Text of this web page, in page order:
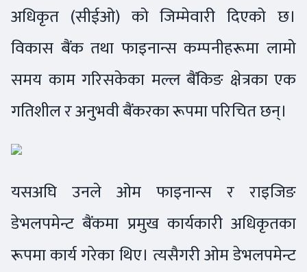
अधिकृत (सीईओ) को जिम्मेवारी दिएको छ।
विकास बैंक तथा फाइनान्स कम्पनीहरूमा लामो
समय काम गरिसकेका मल्ल बैंकिङ क्षेत्रका एक
गतिशील र अनुभवी बैंकरका रूपमा परिचित छन्।
यसअघि उनले ओम फाइनान्स र राइजिङ
डेभलपमेन्ट बैंकमा प्रमुख कार्यकारी अधिकृतका
रूपमा कार्य गरेका थिए। त्यसैगरी ओम डेभलपमेन्ट